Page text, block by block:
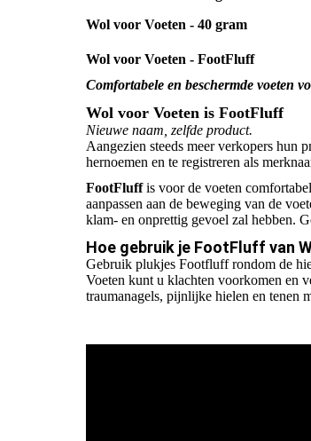
Wol voor Voeten - 40 gram
Wol voor Voeten - FootFluff
Comfortabele en beschermde voeten
Wol voor Voeten is FootFluff
Nieuwe naam, zelfde product.
Aangezien steeds meer verkopers hun
hernoemen en te registreren als
FootFluffis voor de voeten
aanpassen aan de beweging van de
klam- en onprettig gevoel zal hebben.
Hoe gebruik je FootFluff van
Gebruik plukjes Footfluff rondom de
Voeten kunt u klachten voorkomen en
traumanagels, pijnlijke hielen en tenen